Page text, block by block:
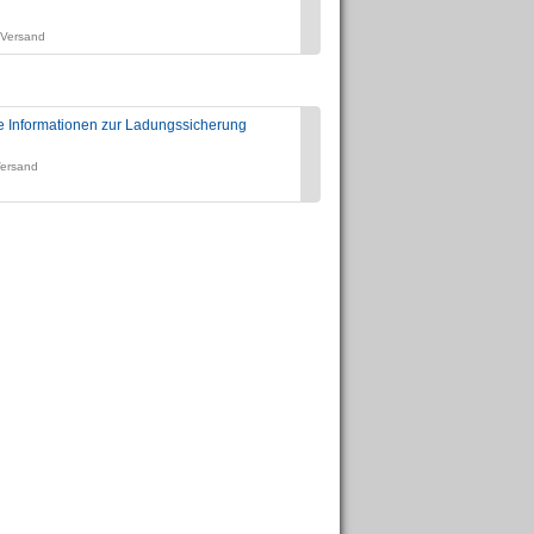
Informationen zur Ladungssicherung